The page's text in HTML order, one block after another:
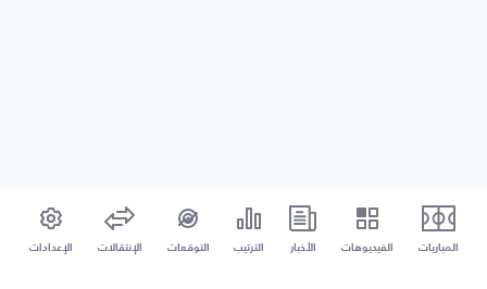
المباريات الفيديوهات الأخبار الترتيب التوقعات الإنتقالات الإعدادات